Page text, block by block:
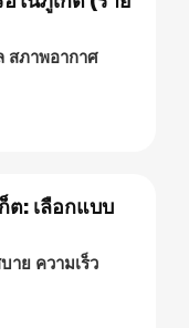
สภาพอากาศ
ต: เลือกแบบ
าย ความเร็ว